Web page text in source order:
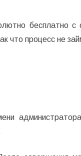
бесплатно с
что процесс не